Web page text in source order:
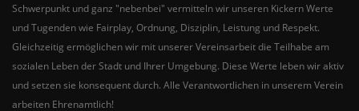
Schwerpunkt und ganz "nebenbei" vermitteln wir unseren Kickern Werte
und Tugenden wie Fairplay, Ordnung, Disziplin, Leistung und Respekt.
Gleichzeitig ermöglichen wir mit unserer Vereinsarbeit die Teilhabe am
sozialen Leben der Stadt und Ihrer Umgebung. Diese Werte leben wir aktiv
und setzen sie konsequent durch. Alle Verantwortlichen in unserem Verein
arbeiten Ehrenamtlich!